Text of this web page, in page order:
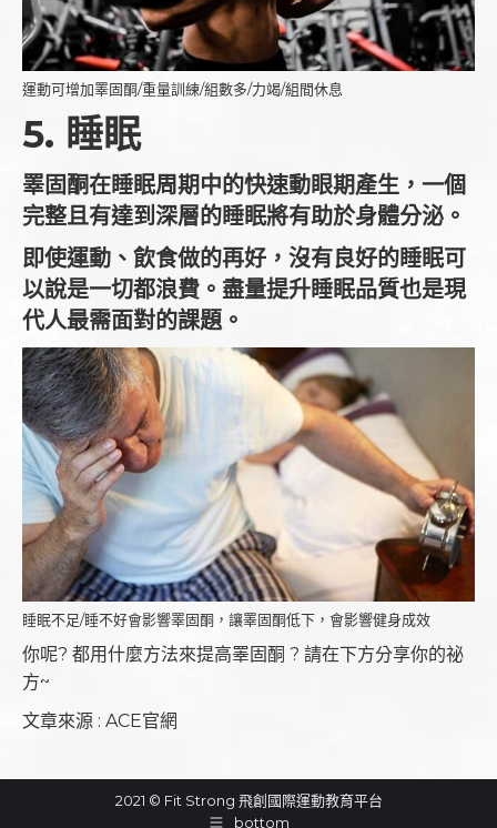
運動可增加睪固酮/重量訓練/組數多/力竭/組間休息
5. 睡眠
睪固酮在睡眠周期中的快速動眼期產生，一個
完整且有達到深層的睡眠將有助於身體分泌。
即使運動、飲食做的再好，沒有良好的睡眠可
以說是一切都浪費。盡量提升睡眠品質也是現
代人最需面對的課題。
睡眠不足/睡不好會影響睪固酮，讓睪固酮低下，會影響健身成效
你呢? 都用什麼方法來提高睪固酮 ? 請在下方分享你的祕
方~
文章來源 : ACE官網
2021 © Fit Strong 飛創國際運動教育平台
bottom